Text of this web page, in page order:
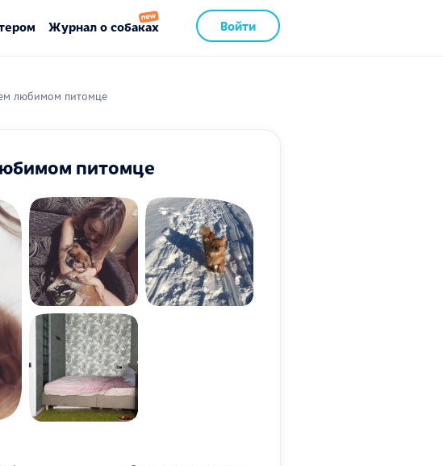
Войти
Журнал о собаках
любимом питомце
питомце